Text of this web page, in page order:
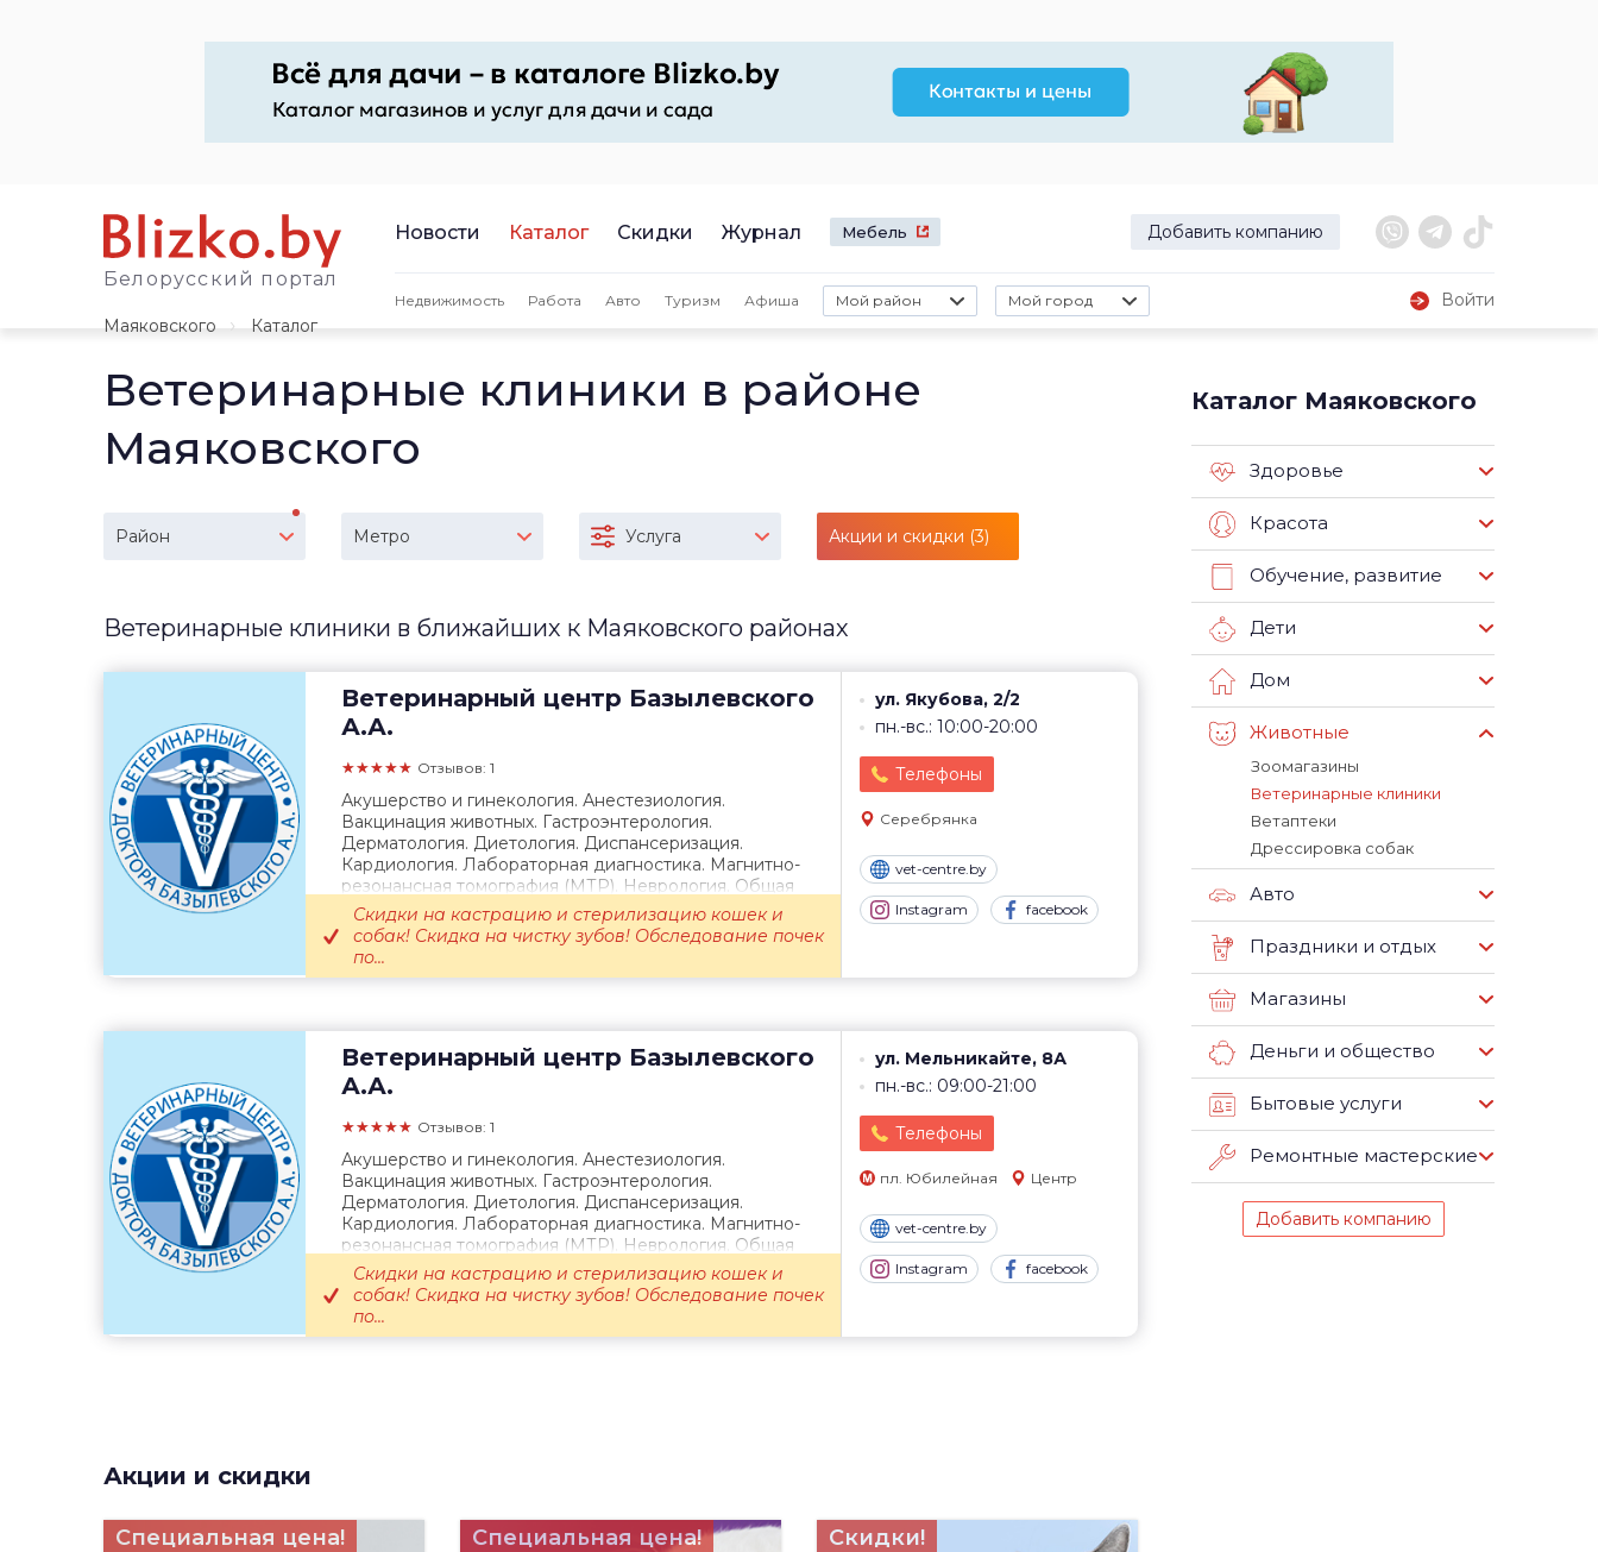
Белорусский портал
Новости Каталог Скидки Журнал Мебель Добавить компанию
Недвижимость Работа Авто Туризм Афиша Мой район Мой город
Войти
Маяковского
Каталог
Ветеринарные клиники в районе
Маяковского
Район Метро Услуга Акции и скидки (3)
Ветеринарные клиники в ближайших к Маяковского районах
Ветеринарный центр Базылевского
А.А.
★★★★★ Отзывов: 1
ул. Якубова, 2/2
пн.-вс.: 10:00-20:00
Телефоны
Серебрянка
vet-centre.by
Instagram facebook
Акушерство и гинекология. Анестезиология.
Вакцинация животных. Гастроэнтерология.
Дерматология. Диетология. Диспансеризация.
Кардиология. Лабораторная диагностика. Магнитно-
резонансная томография (МТР). Неврология. Общая
терапия. Онкология. Ортопедия...
Скидки на кастрацию и стерилизацию кошек и
собак! Скидка на чистку зубов! Обследование почек
по...
Ветеринарный центр Базылевского
А.А.
★★★★★ Отзывов: 1
ул. Мельникайте, 8А
пн.-вс.: 09:00-21:00
Телефоны
пл. Юбилейная Центр
vet-centre.by
Instagram facebook
Акушерство и гинекология. Анестезиология.
Вакцинация животных. Гастроэнтерология.
Дерматология. Диетология. Диспансеризация.
Кардиология. Лабораторная диагностика. Магнитно-
резонансная томография (МТР). Неврология. Общая
терапия. Онкология. Ортопедия...
Скидки на кастрацию и стерилизацию кошек и
собак! Скидка на чистку зубов! Обследование почек
по...
Акции и скидки
Специальная цена! Специальная цена! Скидки!
Каталог Маяковского
Здоровье
Красота
Обучение, развитие
Дети
Дом
Животные
Зоомагазины
Ветеринарные клиники
Ветаптеки
Дрессировка собак
Авто
Праздники и отдых
Магазины
Деньги и общество
Бытовые услуги
Ремонтные мастерские
Добавить компанию